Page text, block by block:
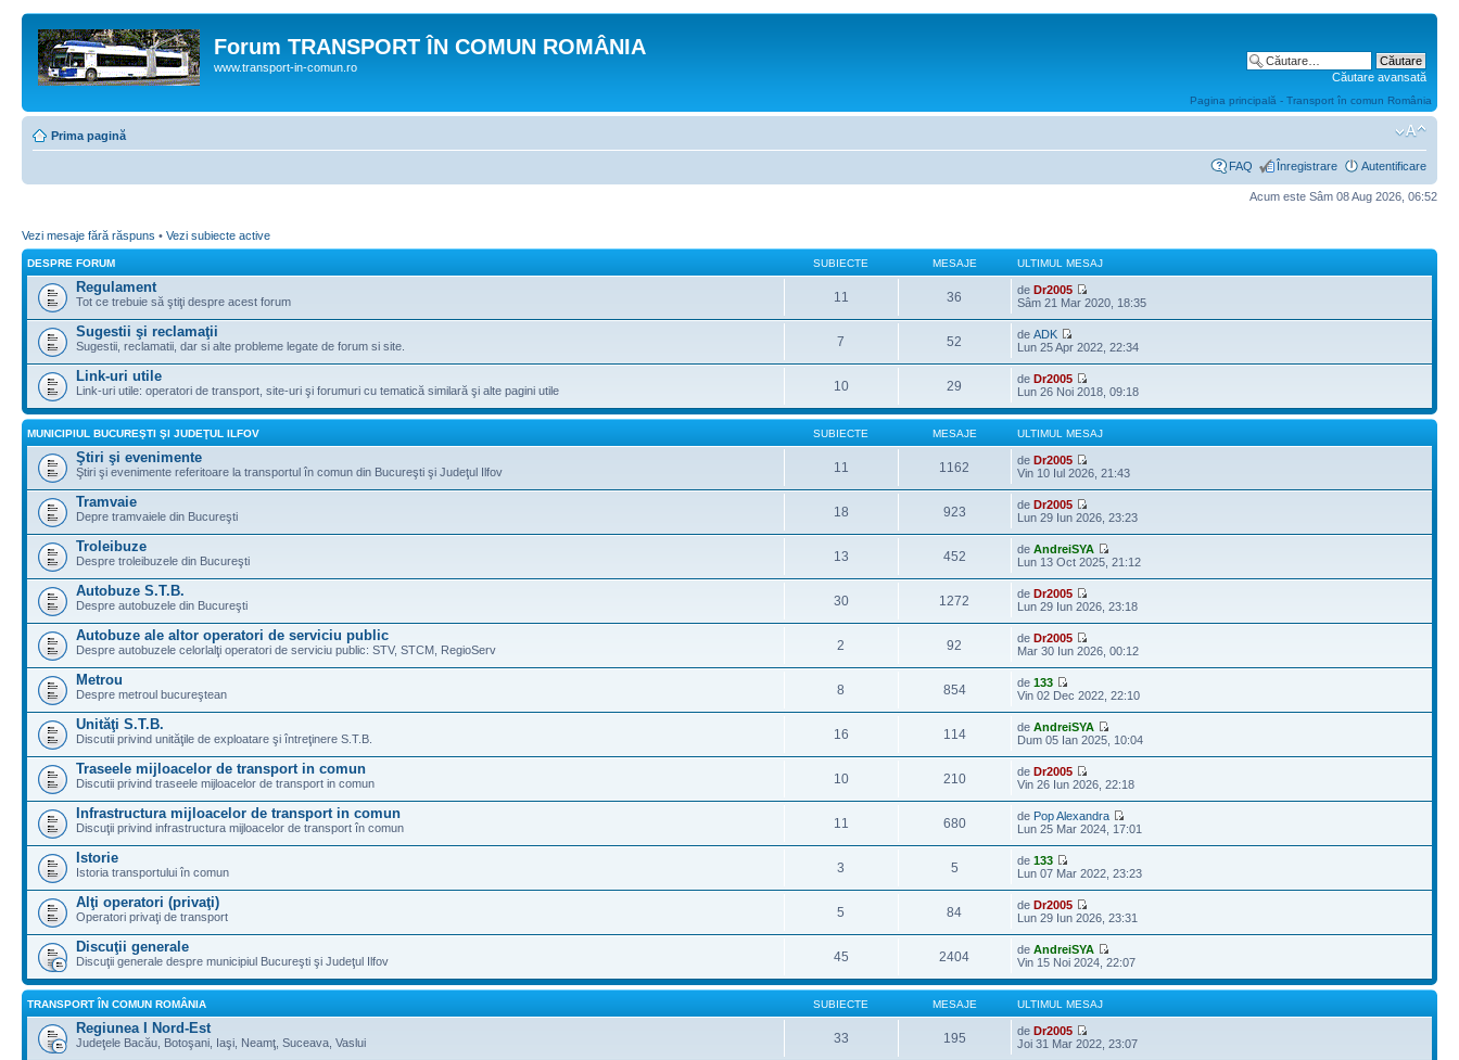
Forum TRANSPORT ÎN COMUN ROMÂNIA
www.transport-in-comun.ro
Căutare avansată
Pagina principală - Transport în comun România
Prima pagină
FAQ Înregistrare Autentificare
Acum este Sâm 08 Aug 2026, 06:52
Vezi mesaje fără răspuns • Vezi subiecte active
DESPRE FORUM SUBIECTE MESAJE ULTIMUL MESAJ
Regulament
Tot ce trebuie să ştiţi despre acest forum 11 36 deDr2005
Sâm 21 Mar 2020, 18:35
Sugestii şi reclamaţii
Sugestii, reclamatii, dar si alte probleme legate de forum si site. 7 52 deADK
Lun 25 Apr 2022, 22:34
Link-uri utile
Link-uri utile: operatori de transport, site-uri şi forumuri cu tematică similară şi alte pagini utile 10 29 deDr2005
Lun 26 Noi 2018, 09:18
MUNICIPIUL BUCUREŞTI ŞI JUDEŢUL ILFOV SUBIECTE MESAJE ULTIMUL MESAJ
Ştiri şi evenimente
Ştiri şi evenimente referitoare la transportul în comun din Bucureşti şi Judeţul Ilfov 11 1162 deDr2005
Vin 10 Iul 2026, 21:43
Tramvaie
Depre tramvaiele din Bucureşti 18 923 deDr2005
Lun 29 Iun 2026, 23:23
Troleibuze
Despre troleibuzele din Bucureşti 13 452 deAndreiSYA
Lun 13 Oct 2025, 21:12
Autobuze S.T.B.
Despre autobuzele din Bucureşti 30 1272 deDr2005
Lun 29 Iun 2026, 23:18
Autobuze ale altor operatori de serviciu public
Despre autobuzele celorlalţi operatori de serviciu public: STV, STCM, RegioServ 2 92 deDr2005
Mar 30 Iun 2026, 00:12
Metrou
Despre metroul bucureştean 8 854 de133
Vin 02 Dec 2022, 22:10
Unităţi S.T.B.
Discutii privind unităţile de exploatare şi întreţinere S.T.B. 16 114 deAndreiSYA
Dum 05 Ian 2025, 10:04
Traseele mijloacelor de transport in comun
Discutii privind traseele mijloacelor de transport in comun 10 210 deDr2005
Vin 26 Iun 2026, 22:18
Infrastructura mijloacelor de transport in comun
Discuţii privind infrastructura mijloacelor de transport în comun 11 680 de Pop Alexandra
Lun 25 Mar 2024, 17:01
Istorie
Istoria transportului în comun 3 5 de133
Lun 07 Mar 2022, 23:23
Alţi operatori (privaţi)
Operatori privaţi de transport 5 84 deDr2005
Lun 29 Iun 2026, 23:31
Discuţii generale
Discuţii generale despre municipiul Bucureşti şi Judeţul Ilfov 45 2404 deAndreiSYA
Vin 15 Noi 2024, 22:07
TRANSPORT ÎN COMUN ROMÂNIA SUBIECTE MESAJE ULTIMUL MESAJ
Regiunea I Nord-Est
Judeţele Bacău, Botoşani, Iaşi, Neamţ, Suceava, Vaslui 33 195 deDr2005
Joi 31 Mar 2022, 23:07